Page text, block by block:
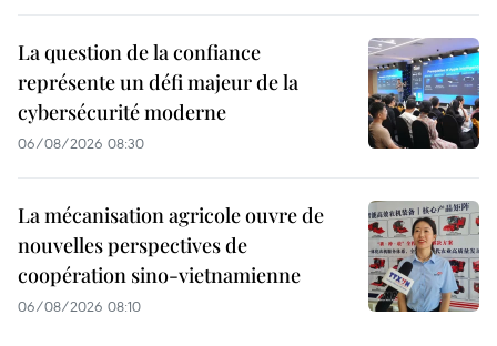
La question de la confiance
représente un défi majeur de la
cybersécurité moderne
06/08/2026 08:30
La mécanisation agricole ouvre de
nouvelles perspectives de
coopération sino-vietnamienne
06/08/2026 08:10